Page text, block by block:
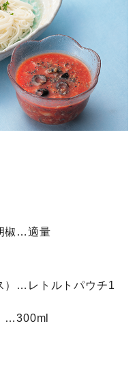
椒…適量
）…レトルトパウチ1
…300ml